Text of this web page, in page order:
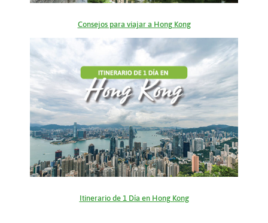
Consejos para viajar a Hong Kong
Itinerario de 1 Día en Hong Kong